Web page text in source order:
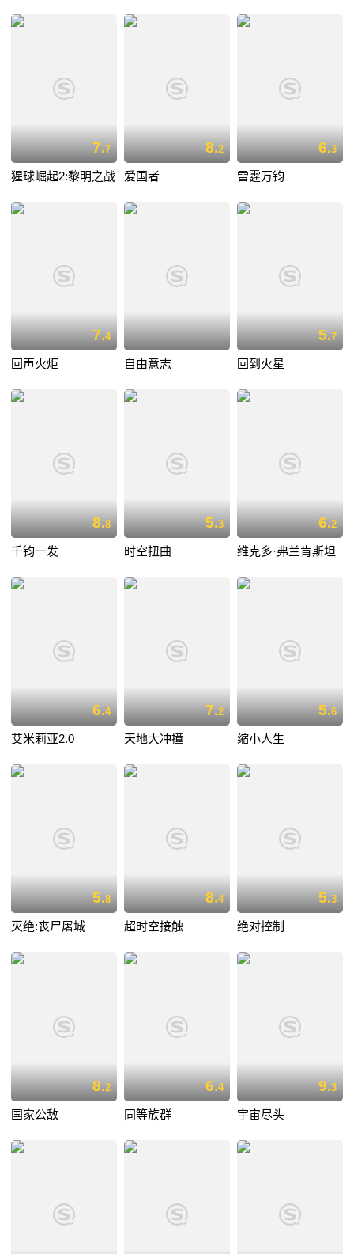
7.7
猩球崛起2:黎明之战
8.2
爱国者
6.3
雷霆万钧
7.4
回声火炬 自由意志
5.7
回到火星
8.8
千钧一发
5.3
时空扭曲
6.2
维克多·弗兰肯斯坦
6.4
艾米莉亚2.0
7.2
天地大冲撞
5.6
缩小人生
5.8
灭绝:丧尸屠城
8.4
超时空接触
5.3
绝对控制
8.2
国家公敌
6.4
同等族群
9.3
宇宙尽头